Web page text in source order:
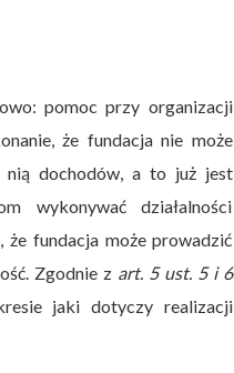
pomoc przy organizacji
że fundacja nie może
nią dochodów, a to już jest
wykonywać działalności
fundacja może prowadzić
Zgodnie z art. 5 ust. 5 i 6
jaki dotyczy realizacji